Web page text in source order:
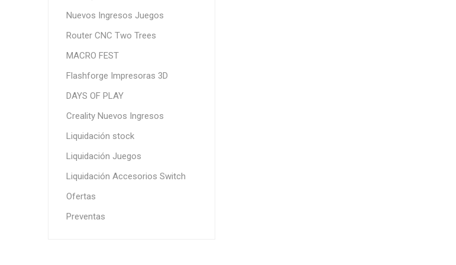
Nuevos Ingresos Juegos
Router CNC Two Trees
MACRO FEST
Flashforge Impresoras 3D
DAYS OF PLAY
Creality Nuevos Ingresos
Liquidación stock
Liquidación Juegos
Liquidación Accesorios Switch
Ofertas
Preventas